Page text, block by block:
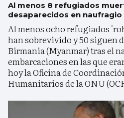
Al menos 8 refugiados
desaparecidos en naufragio
Al menos ocho refugiados
han sobrevivido y 50 siguen
Birmania (Myanmar) tras el
embarcaciones en las que
hoy la Oficina de
Humanitarios de la ONU